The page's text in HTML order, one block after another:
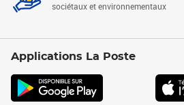
sociétaux et environnementaux
Applications La Poste